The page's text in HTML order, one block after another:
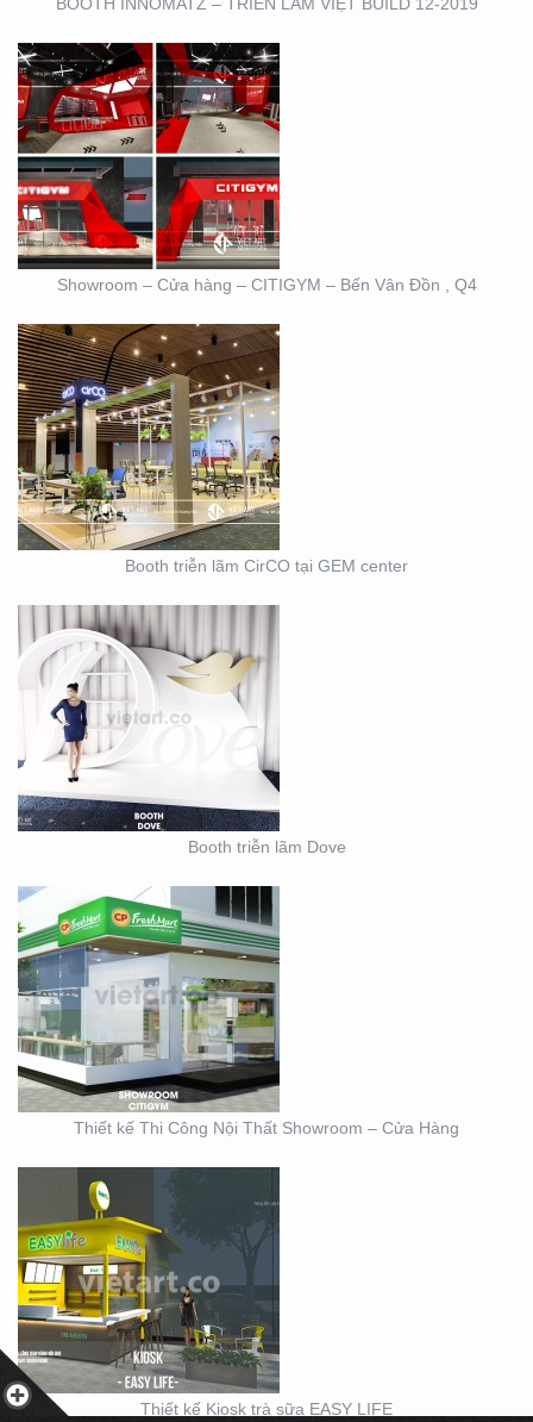
Showroom – Cửa hàng – CITIGYM – Bến Vân Đồn , Q4
BOOTH TRIỄN LÃM
CIRCO TẠI GEM
CENTER
Booth triễn lãm CirCO tại GEM center
BOOTH TRIỄN LÃM
DOVE
Booth triễn lãm Dove
THIẾT KẾ THI CÔNG
NỘI THẤT SHOWROOM
– CỬA HÀNG
Thiết kế Thi Công Nội Thất Showroom – Cửa Hàng
THIẾT KẾ KIOSK TRÀ
SỮA EASY LIFE
Thiết kế Kiosk trà sữa EASY LIFE
MẪU THIẾT KẾ KIOSK
HOANG GIA